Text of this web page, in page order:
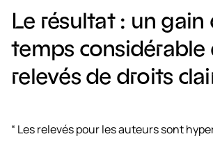
Le résultat : un gain
temps considérable
relevés de droits
“ Les relevés pour les auteurs sont